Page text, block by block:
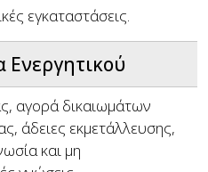
εγκαταστάσεις.
Ενεργητικού
αγορά δικαιωμάτων
άδειες εκμετάλλευσης,
και μη